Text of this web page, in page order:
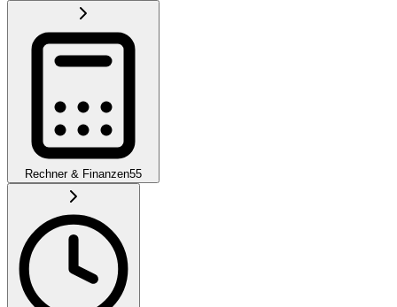
Rechner & Finanzen55